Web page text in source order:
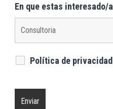
En que estas interesado/a
Política de privacidad